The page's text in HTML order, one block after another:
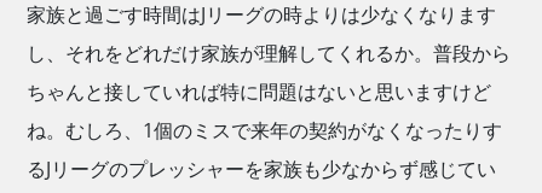
家族と過ごす時間はJリーグの時よりは少なくなります
し、それをどれだけ家族が理解してくれるか。普段から
ちゃんと接していれば特に問題はないと思いますけど
ね。むしろ、1個のミスで来年の契約がなくなったりす
るJリーグのプレッシャーを家族も少なからず感じてい